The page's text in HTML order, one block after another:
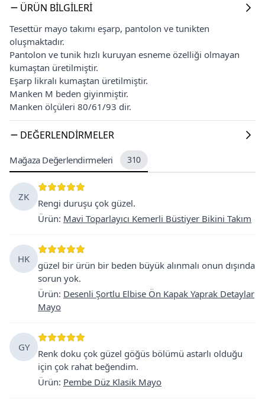
ÜRÜN BILGILERI
Tesettür mayo takımı eşarp, pantolon ve tunikten
oluşmaktadır.
Pantolon ve tunik hızlı kuruyan esneme özelliği olmayan
kumaştan üretilmiştir.
Eşarp likralı kumaştan üretilmiştir.
Manken M beden giyinmiştir.
Manken ölçüleri 80/61/93 dir.
DEĞERLENDIRMELER
Mağaza Değerlendirmeleri 310
ZK
Rengi duruşu çok güzel.
Ürün: Mavi Toparlayıcı Kemerli Büstiyer Bikini Takım
HK
güzel bir ürün bir beden büyük alınmalı onun dışında
sorun yok.
Ürün: Desenli Şortlu Elbise Ön Kapak Yaprak Detaylar
Mayo
GY
Renk doku çok güzel göğüs bölümü astarlı olduğu
için çok rahat beğendim.
Ürün: Pembe Düz Klasik Mayo